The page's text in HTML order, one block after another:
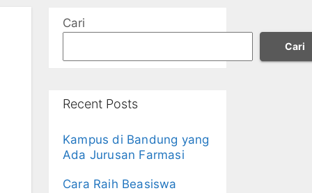
Cari
Cari
Recent Posts
Kampus di Bandung yang
Ada Jurusan Farmasi
Cara Raih Beasiswa